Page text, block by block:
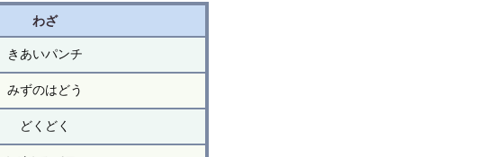
わざ
きあいパンチ
みずのはどう
どくどく